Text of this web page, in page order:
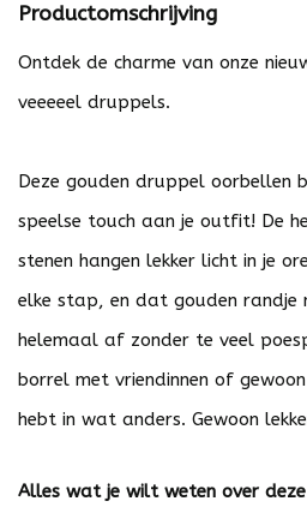
Productomschrijving
Ontdek de charme van onze
veeeeel druppels.
Deze gouden druppel oorbellen
speelse touch aan je outfit! De
stenen hangen lekker licht in je
elke stap, en dat gouden randje
helemaal af zonder te veel
borrel met vriendinnen of
hebt in wat anders. Gewoon
Alles wat je wilt weten over